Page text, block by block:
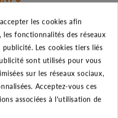
VOIR LE PRODUIT
48-72h
Ajouter au comparateur
les cookies afin
fonctionnalités des réseaux
Les cookies tiers liés
sont utilisés pour vous
sur les réseaux sociaux,
Acceptez-vous ces
associées à l'utilisation de